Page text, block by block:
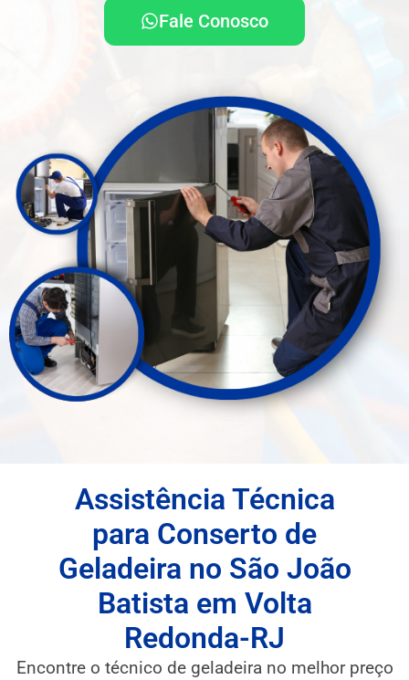
Fale Conosco
Assistência Técnica
para Conserto de
Geladeira no São João
Batista em Volta
Redonda-RJ
Encontre o técnico de geladeira no melhor preço